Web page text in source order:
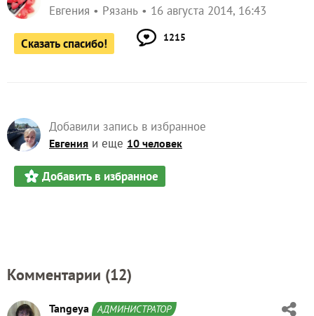
Евгения Рязань 16 августа 2014, 16:43
Сказать спасибо! 1215
Добавили запись в избранное
Евгения и еще 10 человек
Добавить в избранное
Комментарии (12)
Tangeya АДМИНИСТРАТОР